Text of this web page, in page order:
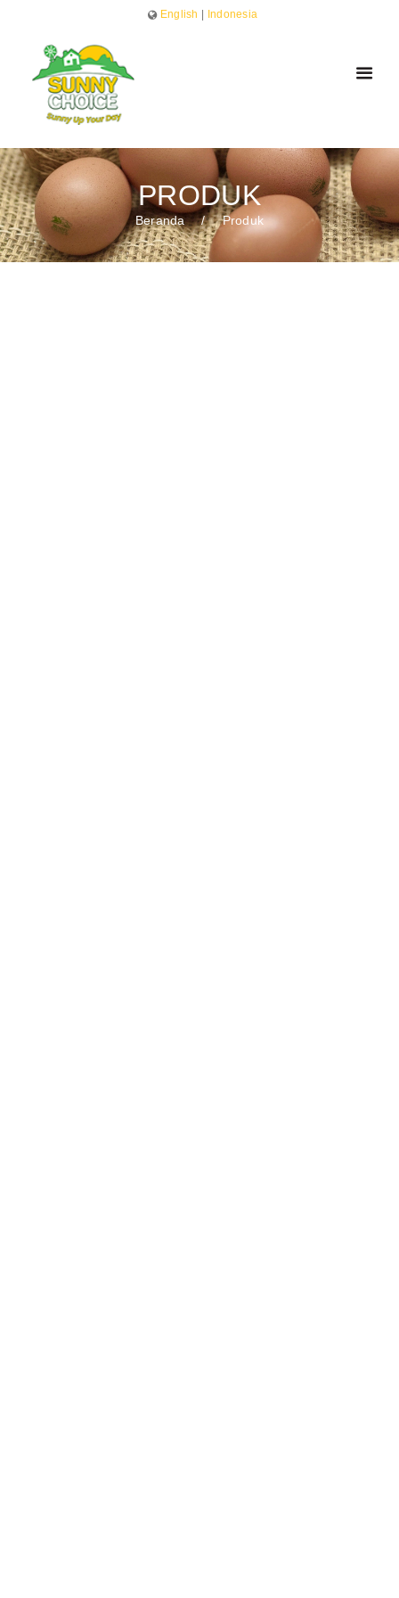
English Indonesia
PRODUK
Beranda Produk